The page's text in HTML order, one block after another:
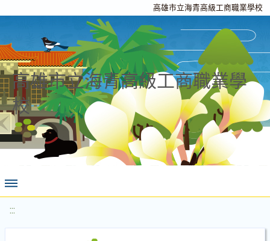
高雄市立海青高級工商職業學校
高雄市立海青高級工商職業學
校
:::